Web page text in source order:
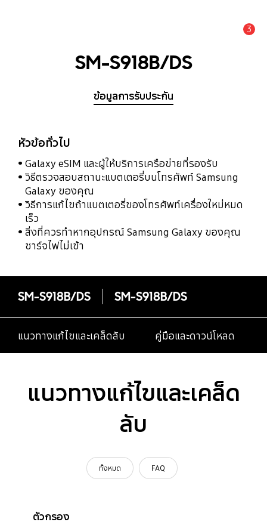
3
SM-S918B/DS
ข้อมูลการรับประกัน
หัวข้อทั่วไป
Galaxy eSIM และผู้ให้บริการเครือข่ายที่รองรับ
วิธีตรวจสอบสถานะแบตเตอรี่บนโทรศัพท์ Samsung
Galaxy ของคุณ
วิธีการแก้ไขถ้าแบตเตอรี่ของโทรศัพท์เครื่องใหม่หมด
เร็ว
สิ่งที่ควรทำหากอุปกรณ์ Samsung Galaxy ของคุณ
ชาร์จไฟไม่เข้า
SM-S918B/DS SM-S918B/DS
แนวทางแก้ไขและเคล็ดลับ คู่มือและดาวน์โหลด
แนวทางแก้ไขและเคล็ด
ลับ
ทั้งหมด FAQ
ตัวกรอง